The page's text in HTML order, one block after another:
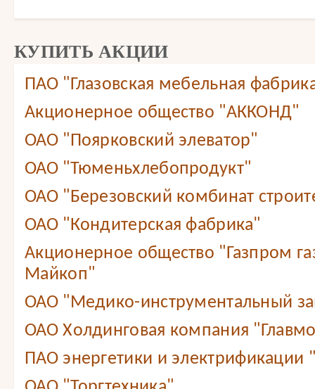
КУПИТЬ АКЦИИ
ПАО "Глазовская мебельная
Акционерное общество "АККОНД"
ОАО "Поярковский элеватор"
ОАО "Тюменьхлебопродукт"
ОАО "Березовский комбинат
ОАО "Кондитерская фабрика"
Акционерное общество "Газпром
Майкоп"
ОАО "Медико-инструментальный
ОАО Холдинговая компания
ПАО энергетики и электрификации